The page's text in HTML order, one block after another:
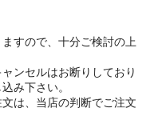
すので、十分ご検討の上
ンセルはお断りしており
み下さい。
は、当店の判断でご注文